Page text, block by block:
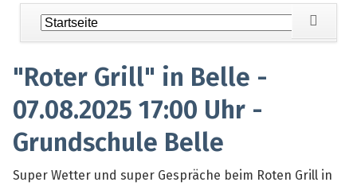
Navigation
überspringen
"Roter Grill" in Belle -
07.08.2025 17:00 Uhr -
Grundschule Belle
Super Wetter und super Gespräche beim Roten Grill in